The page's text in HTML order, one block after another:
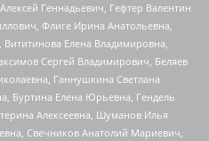
Геннадьевич, Гефтер Валентин
Флиге Ирина Анатольевна,
Елена Владимировна,
Сергей Владимирович, Беляев
Ганнушкина Светлана
Буртина Елена Юрьевна, Гендель
Алексеевна, Шуманов Илья
Свечников Анатолий Мариевич,